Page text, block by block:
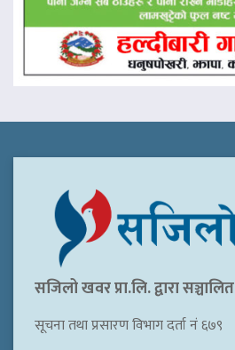
सजिलो खवर प्रा.लि. द्वारा सञ्चालित
सूचना तथा प्रसारण विभाग दर्ता नं ६७९